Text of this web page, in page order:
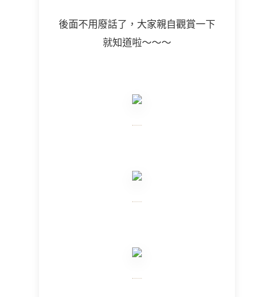
後面不用廢話了，大家親自觀賞一下
就知道啦～～～